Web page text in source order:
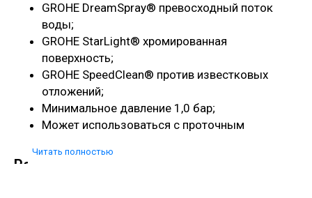
GROHE DreamSpray® превосходный поток
воды;
GROHE StarLight® хромированная
поверхность;
GROHE SpeedClean® против известковых
отложений;
Минимальное давление 1,0 бар;
Может использоваться с проточным
Решения для душа
Читать полностью